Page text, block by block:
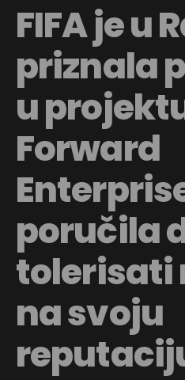
FIFA je u
priznala
u
Forward
poručila
tolerisati
na svoju